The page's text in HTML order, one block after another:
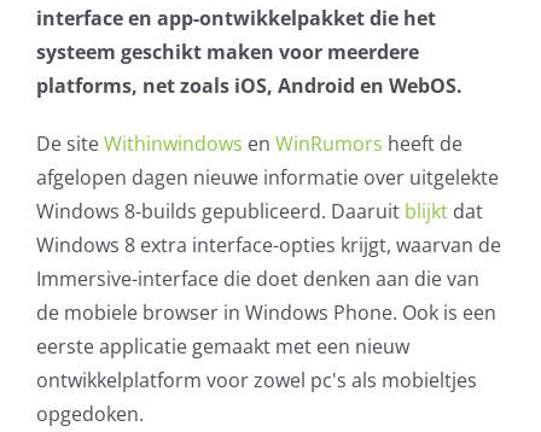
VOIP
AVG
Office365
Glasvezelverbindingen
Microsoft software licenties
interface en app-ontwikkelpakket die het
systeem geschikt maken voor meerdere
platforms, net zoals iOS, Android en WebOS.
De siteWithinwindows en WinRumors heeft de
afgelopen dagen nieuwe informatie over uitgelekte
Windows 8-builds gepubliceerd. Daaruit blijktdat
Windows 8 extra interface-opties krijgt, waarvan de
Immersive-interface die doet denken aan die van
de mobiele browser in Windows Phone. Ook is een
eerste applicatie gemaakt met een nieuw
ontwikkelplatform voor zowel pc's als mobieltjes
opgedoken.